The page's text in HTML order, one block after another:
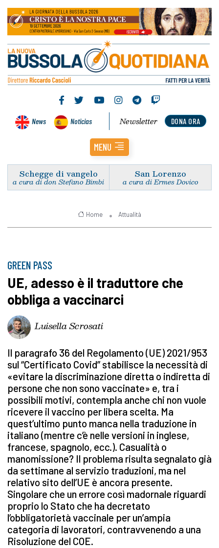
News Noticias DONA ORA
Newsletter
MENU
Schegge di vangelo
a cura di don Stefano Bimbi
San Lorenzo
a cura di Ermes Dovico
Home Attualità
GREEN PASS
UE, adesso è il traduttore che
obbliga a vaccinarci
Luisella Scrosati
Il paragrafo 36 del Regolamento (UE) 2021/953
sul “Certificato Covid” stabilisce la necessità di
«evitare la discriminazione diretta o indiretta di
persone che non sono vaccinate» e, tra i
possibili motivi, contempla anche chi non vuole
ricevere il vaccino per libera scelta. Ma
quest’ultimo punto manca nella traduzione in
italiano (mentre c’è nelle versioni in inglese,
francese, spagnolo, ecc.). Casualità o
manomissione? Il problema risulta segnalato già
da settimane al servizio traduzioni, ma nel
relativo sito dell’UE è ancora presente.
Singolare che un errore così madornale riguardi
proprio lo Stato che ha decretato
l’obbligatorietà vaccinale per un’ampia
categoria di lavoratori, contravvenendo a una
Risoluzione del COE.